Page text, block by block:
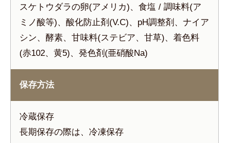
スケトウダラの卵(アメリカ)、食塩 / 調味料(ア
ミノ酸等)、酸化防止剤(V.C)、pH調整剤、ナイア
シン、酵素、甘味料(ステビア、甘草)、着色料
(赤102、黄5)、発色剤(亜硝酸Na)
保存方法
冷蔵保存
長期保存の際は、冷凍保存